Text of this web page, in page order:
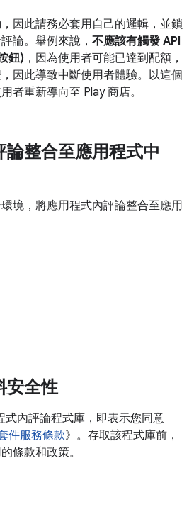
因此請務必套用自己的邏輯，並鎖
論。舉例來說， 不應該有觸發 API
鈕) ，因為使用者可能已達到配額，
因此導致中斷使用者體驗。以這個
者重新導向至 Play 商店。
整合至應用程式中
境，將應用程式內評論整合至應用
安全性
式內評論程式庫，即表示您同意
件服務條款》。存取該程式庫前，
條款和政策。